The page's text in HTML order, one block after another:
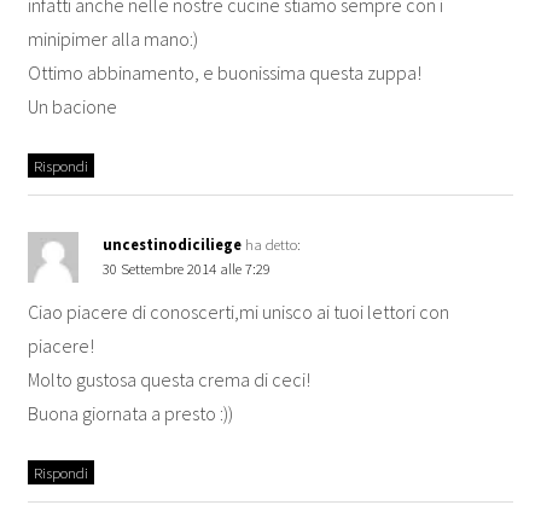
minipimer alla mano:)
Ottimo abbinamento, e buonissima questa zuppa!
Un bacione
Rispondi
uncestinodiciliege ha detto:
30 Settembre 2014 alle 7:29
Ciao piacere di conoscerti,mi unisco ai tuoi lettori con
piacere!
Molto gustosa questa crema di ceci!
Buona giornata a presto :))
Rispondi